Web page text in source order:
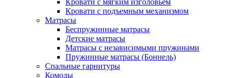
Кровати с подъемным механизмом
Матрасы
Беспружинные матрасы
Детские матрасы
Матрасы с независимыми пружинами
Пружинные матрасы (Боннель)
Спальные гарнитуры
Комоды